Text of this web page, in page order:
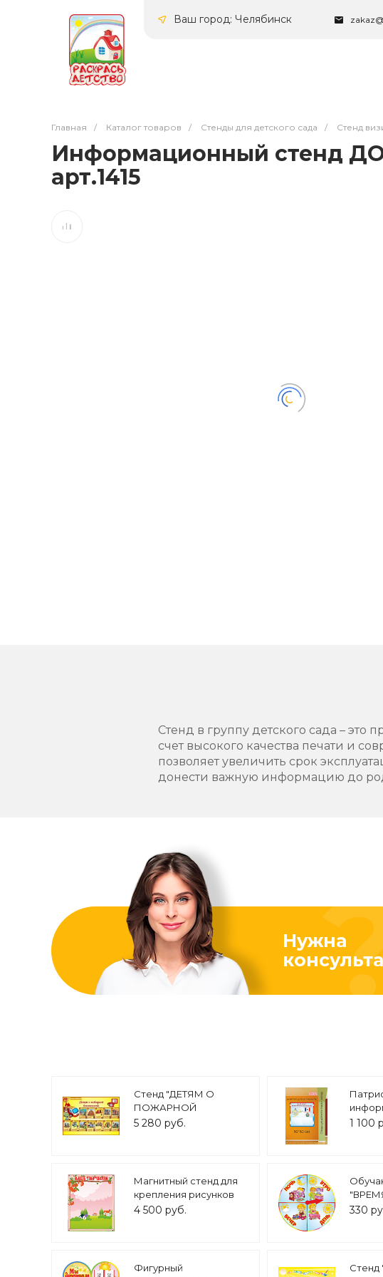
Ваш город: Челябинск
Главная / Каталог товаров / Стенды для детского сада / Стенд
Информационный стенд
арт.1415
Стенд в группу детского сада – это
счет высокого качества печати и
позволяет увеличить срок
донести важную информацию до
Нужна
Стенд "ДЕТЯМ О
ПОЖАРНОЙ
БЕЗОПАСНОСТИ" 1,5*1м
5 280 руб.
стенд
1 100
Магнитный стенд для
крепления рисунков
"Рябинка" 1,1*0,9м арт.
4 500 руб. 330
Фигурный
Стенд